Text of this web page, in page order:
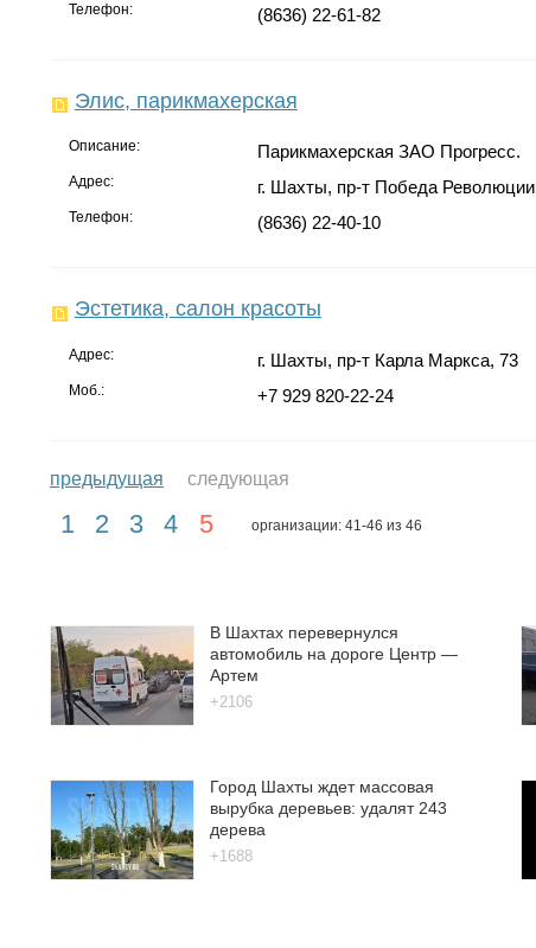
Телефон: (8636) 22-61-82
Элис, парикмахерская
Описание: Парикмахерская ЗАО Прогресс.
Адрес: г. Шахты, пр-т Победа
Телефон: (8636) 22-40-10
Эстетика, салон красоты
Адрес: г. Шахты, пр-т Карла Маркса, 73
Моб.: +7 929 820-22-24
предыдущая следующая
1 2 3 4 5 организации: 41-46 из 46
В Шахтах перевернулся
автомобиль на дороге Центр —
Артем
+2106
Город Шахты ждет массовая
вырубка деревьев: удалят 243
дерева
+1688